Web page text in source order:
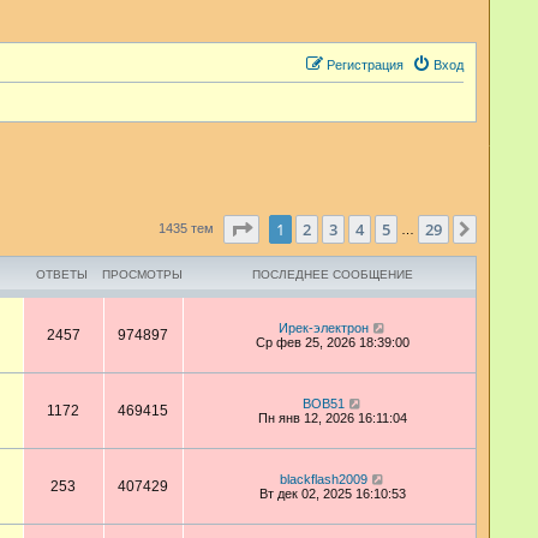
Вход
Регистрация
1435 тем Страница1 из 29
1 2 3 4 5 29
ОТВЕТЫ ПРОСМОТРЫ ПОСЛЕДНЕЕ СООБЩЕНИЕ
2457 974897
Ирек-электрон
Ср фев 25, 2026 18:39:00
1172 469415
BOB51
Пн янв 12, 2026 16:11:04
253 407429
blackflash2009
Вт дек 02, 2025 16:10:53